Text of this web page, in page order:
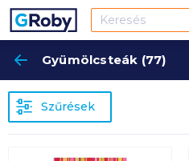
Gyümölcsteák (77)
Szűrések